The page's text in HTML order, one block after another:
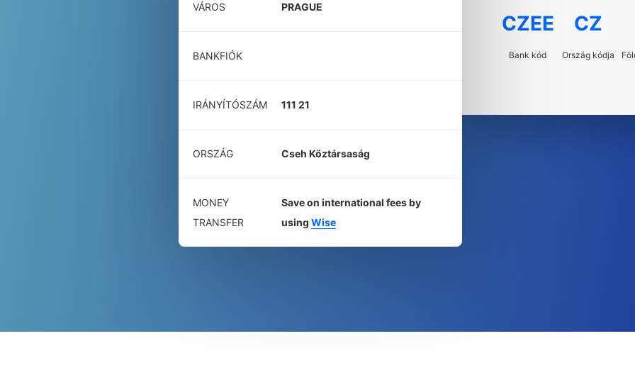
VÁROS PRAGUE
BANKFIÓK
IRÁNYÍTÓSZÁM 111 21
ORSZÁG Cseh Köztársaság
MONEY
TRANSFER
Save on international fees by
using Wise
CZEE
Bank kód
CZ
Ország kódja